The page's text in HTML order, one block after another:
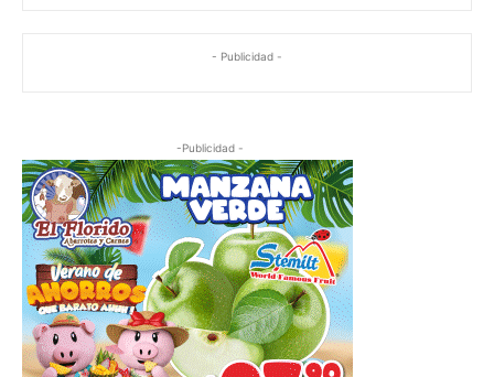
- Publicidad -
-Publicidad -